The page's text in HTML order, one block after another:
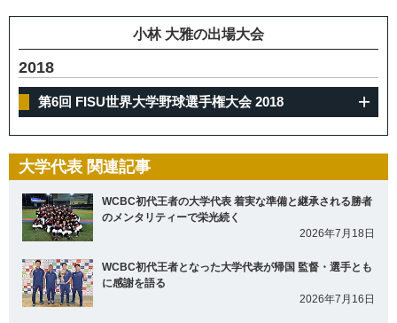
小林 大雅の出場大会
2018
第6回 FISU世界大学野球選手権大会 2018
大学代表 関連記事
WCBC初代王者の大学代表 着実な準備と継承される勝者
のメンタリティーで栄光続く
2026年7月18日
WCBC初代王者となった大学代表が帰国 監督・選手とも
に感謝を語る
2026年7月16日